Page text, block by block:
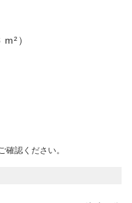
）
認ください。